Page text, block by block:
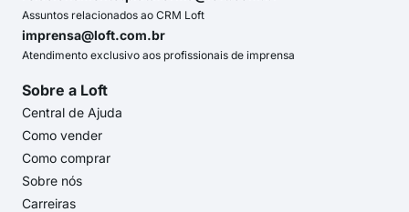
Assuntos relacionados ao CRM Loft
imprensa@loft.com.br
Atendimento exclusivo aos profissionais de imprensa
Sobre a Loft
Central de Ajuda
Como vender
Como comprar
Sobre nós
Carreiras